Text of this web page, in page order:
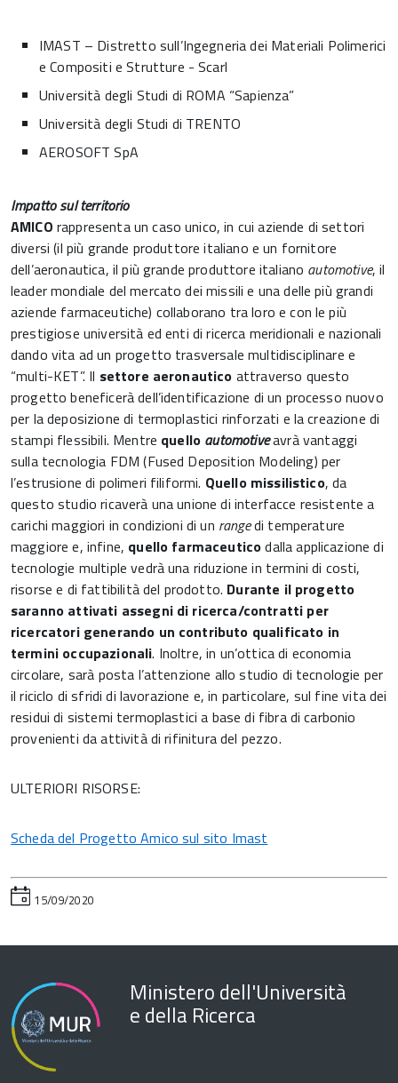
IMAST – Distretto sull’Ingegneria dei Materiali Polimerici
e Compositi e Strutture - Scarl
Università degli Studi di ROMA “Sapienza”
Università degli Studi di TRENTO
AEROSOFT SpA
Impatto sul territorio
AMICO rappresenta un caso unico, in cui aziende di settori
diversi (il più grande produttore italiano e un fornitore
dell’aeronautica, il più grande produttore italiano automotive, il
leader mondiale del mercato dei missili e una delle più grandi
aziende farmaceutiche) collaborano tra loro e con le più
prestigiose università ed enti di ricerca meridionali e nazionali
dando vita ad un progetto trasversale multidisciplinare e
“multi-KET”. Il settore aeronautico attraverso questo
progetto beneficerà dell’identificazione di un processo nuovo
per la deposizione di termoplastici rinforzati e la creazione di
stampi flessibili. Mentre quello automotiveavrà vantaggi
sulla tecnologia FDM (Fused Deposition Modeling) per
l’estrusione di polimeri filiformi. Quello missilistico, da
questo studio ricaverà una unione di interfacce resistente a
carichi maggiori in condizioni di un rangedi temperature
maggiore e, infine, quello farmaceuticodalla applicazione di
tecnologie multiple vedrà una riduzione in termini di costi,
risorse e di fattibilità del prodotto. Durante il progetto
saranno attivati assegni di ricerca/contratti per
ricercatori generando un contributo qualificato in
termini occupazionali. Inoltre, in un’ottica di economia
circolare, sarà posta l’attenzione allo studio di tecnologie per
il riciclo di sfridi di lavorazione e, in particolare, sul fine vita dei
residui di sistemi termoplastici a base di fibra di carbonio
provenienti da attività di rifinitura del pezzo.
ULTERIORI RISORSE:
Scheda del Progetto Amico sul sito Imast
15/09/2020
Ministero dell'Università
e della Ricerca